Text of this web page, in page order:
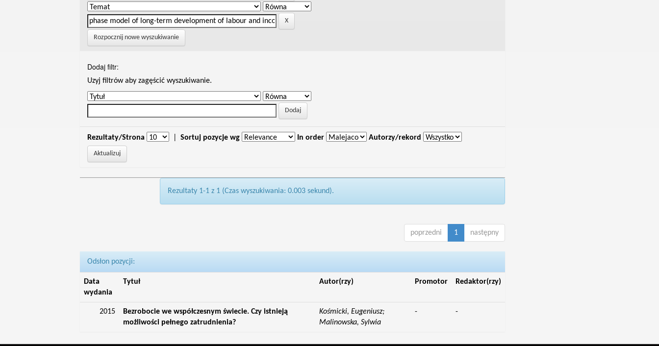
Rozpocznij nowe wyszukiwanie
Dodaj filtr:
Uzyj filtrów aby zagęścić wyszukiwanie.
Rezultaty/Strona Sortuj pozycje wg In order Autorzy/rekord
Rezultaty 1-1 z 1 (Czas wyszukiwania: 0.003 sekund).
poprzedni 1 następny
Odsłon pozycji:
Data
wydania
Tytuł Autor(rzy) Promotor Redaktor(rzy)
2015
Bezrobocie we współczesnym świecie. Czy istnieją
możliwości pełnego zatrudnienia?
Kośmicki, Eugeniusz;
Malinowska, Sylwia
- -